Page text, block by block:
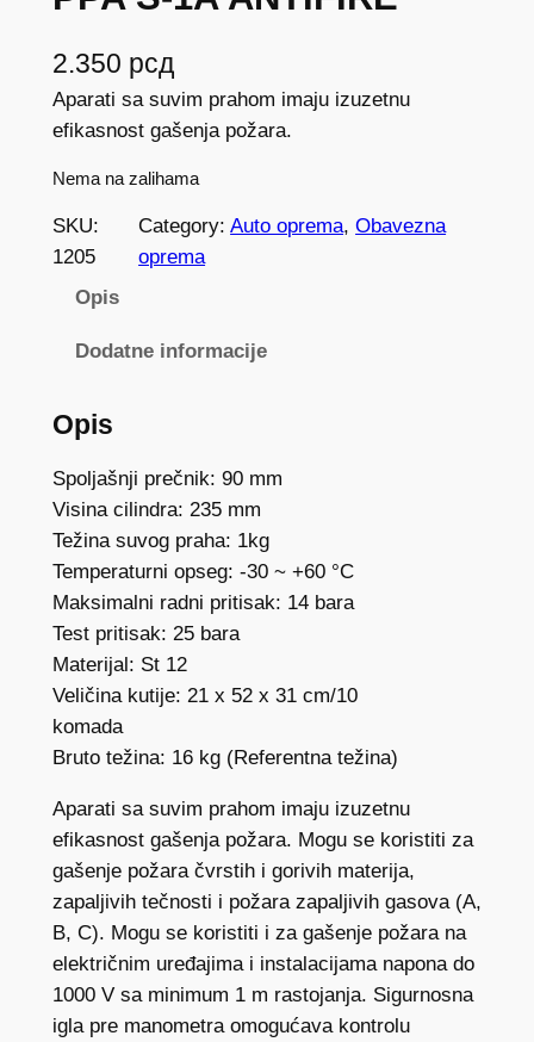
2.350 рсд
Aparati sa suvim prahom imaju izuzetnu
efikasnost gašenja požara.
Nema na zalihama
SKU:
1205
Category:Auto oprema, Obavezna
oprema
Opis
Dodatne informacije
Opis
Spoljašnji prečnik: 90 mm
Visina cilindra: 235 mm
Težina suvog praha: 1kg
Temperaturni opseg: -30 ~ +60 °C
Maksimalni radni pritisak: 14 bara
Test pritisak: 25 bara
Materijal: St 12
Veličina kutije: 21 x 52 x 31 cm/10
komada
Bruto težina: 16 kg (Referentna težina)
Aparati sa suvim prahom imaju izuzetnu
efikasnost gašenja požara. Mogu se koristiti za
gašenje požara čvrstih i gorivih materija,
zapaljivih tečnosti i požara zapaljivih gasova (A,
B, C). Mogu se koristiti i za gašenje požara na
električnim uređajima i instalacijama napona do
1000 V sa minimum 1 m rastojanja. Sigurnosna
igla pre manometra omogućava kontrolu